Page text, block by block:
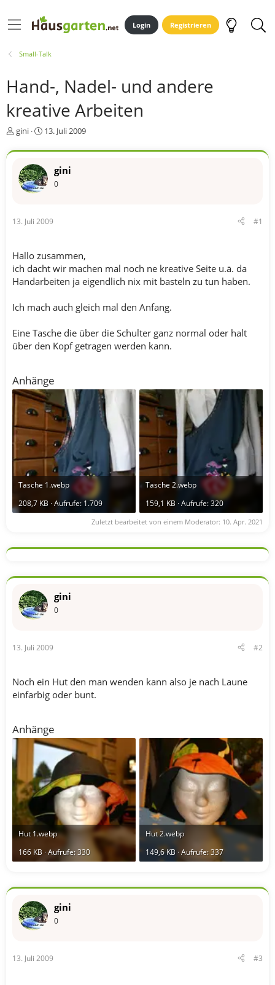
Login Registrieren
Small-Talk
Hand-, Nadel- und andere
kreative Arbeiten
E
s
e
r
gini
E
s
e
l
a
13. Juli 2009
gini
0
13. Juli 2009 #1
Hallo zusammen,
ich dacht wir machen mal noch ne kreative Seite u.ä. da
Handarbeiten ja eigendlich nix mit basteln zu tun haben.
Ich mach auch gleich mal den Anfang.
Eine Tasche die über die Schulter ganz normal oder halt
über den Kopf getragen werden kann.
Anhänge
Tasche 1.webp
208,7 KB · Aufrufe: 1.709
Tasche 2.webp
159,1 KB · Aufrufe: 320
Zuletzt bearbeitet von einem Moderator: 10. Apr. 2021
gini
0
13. Juli 2009 #2
Noch ein Hut den man wenden kann also je nach Laune
einfarbig oder bunt.
Anhänge
Hut 1.webp
166 KB · Aufrufe: 330
Hut 2.webp
149,6 KB · Aufrufe: 337
gini
0
13. Juli 2009 #3